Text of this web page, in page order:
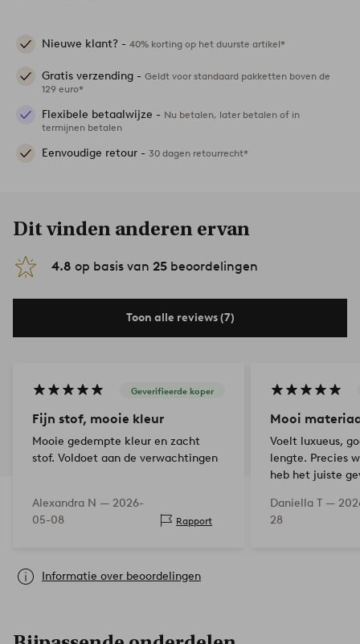
Nieuwe klant? - 40% korting op het duurste artikel*
Gratis verzending - Geldt voor standaard pakketten boven de
129 euro*
Flexibele betaalwijze - Nu betalen, later betalen of in
termijnen betalen
Eenvoudige retour - 30 dagen retourrecht*
Dit vinden anderen ervan
4.8 op basis van 25 beoordelingen
Toon alle reviews (7)
Geverifieerde koper
Fijn stof, mooie kleur
Mooie gedempte kleur en zacht
stof. Voldoet aan de verwachtingen
Alexandra N — 2026-
05-08
Rapport
Mooi
Voelt luxueus,
lengte. Precies
heb het juiste
Daniella T —
28
Informatie over beoordelingen